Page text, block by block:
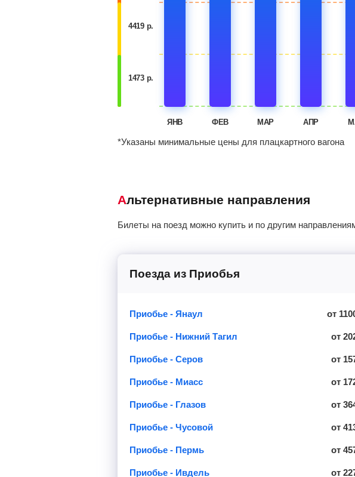
4419 р.
1473 р.
ЯНВ ФЕВ МАР АПР
*Указаны минимальные цены для плацкартного вагона
Альтернативные направления
Билеты на поезд можно купить и по другим
Поезда из Приобья
Приобье - Янаул от
Приобье - Нижний Тагил от
Приобье - Серов от
Приобье - Миасс от
Приобье - Глазов от
Приобье - Чусовой от
Приобье - Пермь от
Приобье - Ивдель от